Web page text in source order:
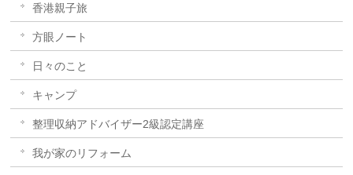
香港親子旅
方眼ノート
日々のこと
キャンプ
整理収納アドバイザー2級認定講座
我が家のリフォーム